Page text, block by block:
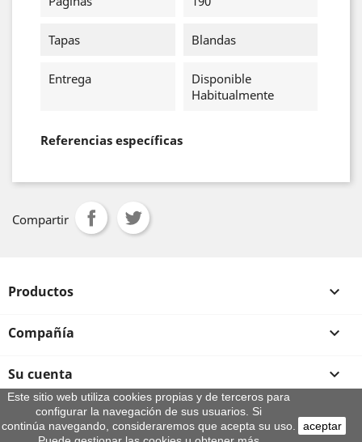
Tapas Blandas
Entrega
Disponible
Habitualmente
Referencias específicas
Compartir
Productos 
Compañía 
Su cuenta 
Información de la tienda
Este sitio web utiliza cookies propias y de terceros para
configurar la navegación de sus usuarios. Si
continúa navegando, consideraremos que acepta su uso.
aceptar